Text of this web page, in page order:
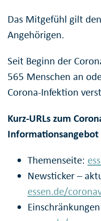
Das Mitgefühl gilt
Angehörigen.
Seit Beginn der
565 Menschen an
Corona-Infektion
Kurz-URLs zum
Informationsangebot
Themenseite:
Newsticker –
essen.de/